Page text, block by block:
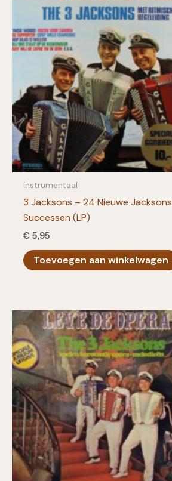
Instrumentaal
3 Jacksons – 24 Nieuwe Jacksons
Successen (LP)
€ 5,95
Toevoegen aan winkelwagen